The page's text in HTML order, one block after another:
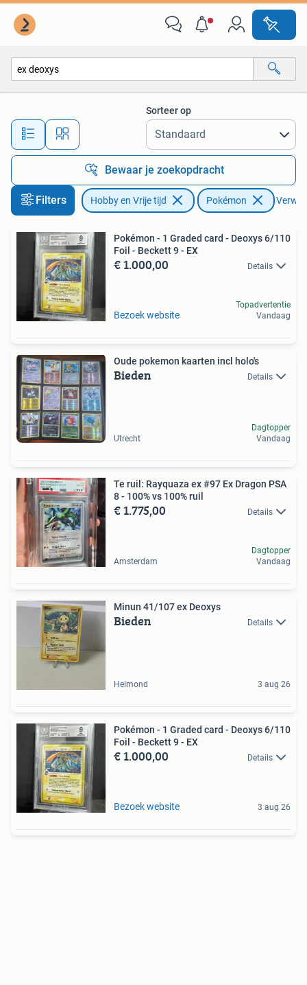
Alle afstanden…
Sorteer op
Bewaar je zoekopdracht
Filters Hobby en Vrije tijd Pokémon
Pokémon - 1 Graded card - Deoxys 6/110
Foil - Beckett 9 - EX
€ 1.000,00 Details
Bezoek website
Topadvertentie
Vandaag
Oude pokemon kaarten incl holo's
Bieden Details
Utrecht
Dagtopper
Vandaag
Te ruil: Rayquaza ex #97 Ex Dragon PSA
8 - 100% vs 100% ruil
€ 1.775,00 Details
Amsterdam
Dagtopper
Vandaag
Minun 41/107 ex Deoxys
Bieden Details
Helmond 3 aug 26
Pokémon - 1 Graded card - Deoxys 6/110
Foil - Beckett 9 - EX
€ 1.000,00 Details
Bezoek website 3 aug 26